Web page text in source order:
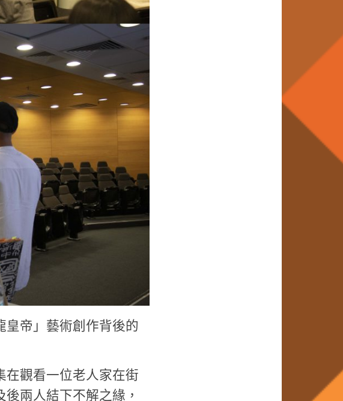
皇帝」藝術創作背後的
在觀看一位老人家在街
兩人結下不解之緣，